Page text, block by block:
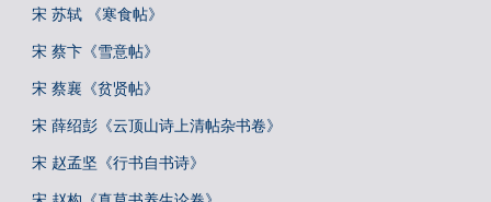
宋 苏轼 《寒食帖》
宋 蔡卞《雪意帖》
宋 蔡襄《贫贤帖》
宋 薛绍彭《云顶山诗上清帖杂书卷》
宋 赵孟坚《行书自书诗》